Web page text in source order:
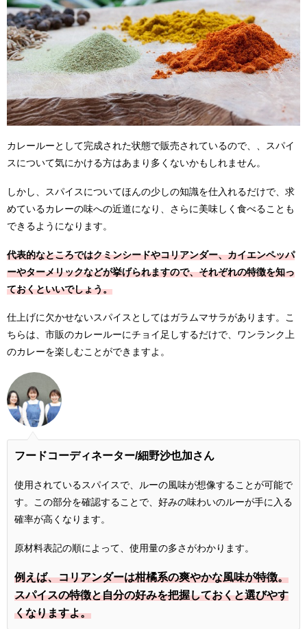
カレールーとして完成された状態で販売されているので、、スパイ
スについて気にかける方はあまり多くないかもしれません。
しかし、スパイスについてほんの少しの知識を仕入れるだけで、求
めているカレーの味への近道になり、さらに美味しく食べることも
できるようになります。
代表的なところではクミンシードやコリアンダー、カイエンペッパ
ーやターメリックなどが挙げられますので、それぞれの特徴を知っ
ておくといいでしょう。
仕上げに欠かせないスパイスとしてはガラムマサラがあります。こ
ちらは、市販のカレールーにチョイ足しするだけで、ワンランク上
のカレーを楽しむことができますよ。
フードコーディネーター/細野沙也加さん
使用されているスパイスで、ルーの風味が想像することが可能で
す。この部分を確認することで、好みの味わいのルーが手に入る
確率が高くなります。
原材料表記の順によって、使用量の多さがわかります。
例えば、コリアンダーは柑橘系の爽やかな風味が特徴。
スパイスの特徴と自分の好みを把握しておくと選びやす
くなりますよ。